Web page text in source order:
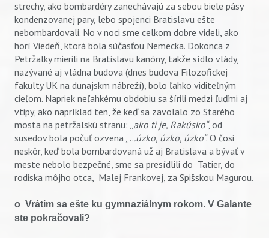
strechy, ako bombardéry zanechávajú za sebou biele pásy
kondenzovanej pary, lebo spojenci Bratislavu ešte
nebombardovali. No v noci sme celkom dobre videli, ako
horí Viedeň, ktorá bola súčasťou Nemecka. Dokonca z
Petržalky mierili na Bratislavu kanóny, takže sídlo vlády,
nazývané aj vládna budova (dnes budova Filozofickej
fakulty UK na dunajskm nábreží), bolo ľahko viditeľným
cieľom. Napriek neľahkému obdobiu sa šírili medzi ľuďmi aj
vtipy, ako napríklad ten, že keď sa zavolalo zo Starého
mosta na petržalskú stranu: „ ako ti je, Rakúsko“, od
susedov bola počuť ozvena „...úzko, úzko, úzko“. O čosi
neskôr, keď bola bombardovaná už aj Bratislava a bývať v
meste nebolo bezpečné, sme sa presídlili do Tatier, do
rodiska môjho otca, Malej Frankovej, za Spišskou Magurou.
o Vrátim sa ešte ku gymnaziálnym rokom. V Galante
ste pokračovali?